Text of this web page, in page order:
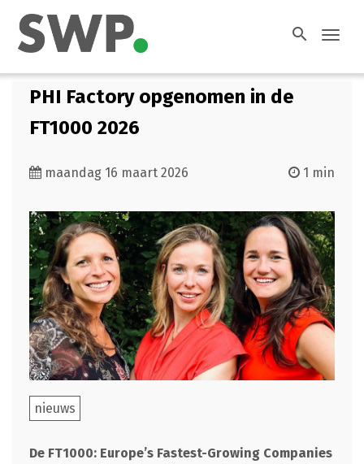
search
PHI Factory opgenomen in de
FT1000 2026
maandag 16 maart 2026 1 min
nieuws
De FT1000: Europe’s Fastest-Growing Companies